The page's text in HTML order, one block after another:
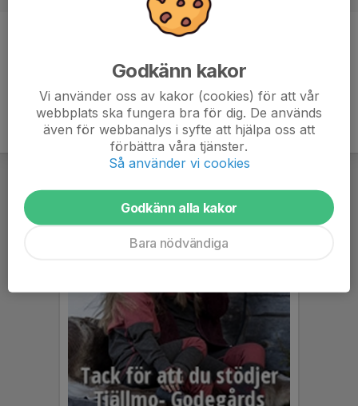
Godkänn kakor
Vi använder oss av kakor (cookies) för att vår
webbplats ska fungera bra för dig. De används
även för webbanalys i syfte att hjälpa oss att
förbättra våra tjänster.
Så använder vi cookies
Godkänn alla kakor
Bara nödvändiga